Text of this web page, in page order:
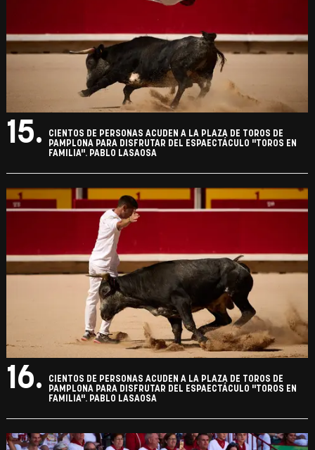
15.
CIENTOS DE PERSONAS ACUDEN A LA PLAZA DE TOROS DE
PAMPLONA PARA DISFRUTAR DEL ESPAECTÁCULO "TOROS EN
FAMILIA". PABLO LASAOSA
16.
CIENTOS DE PERSONAS ACUDEN A LA PLAZA DE TOROS DE
PAMPLONA PARA DISFRUTAR DEL ESPAECTÁCULO "TOROS EN
FAMILIA". PABLO LASAOSA